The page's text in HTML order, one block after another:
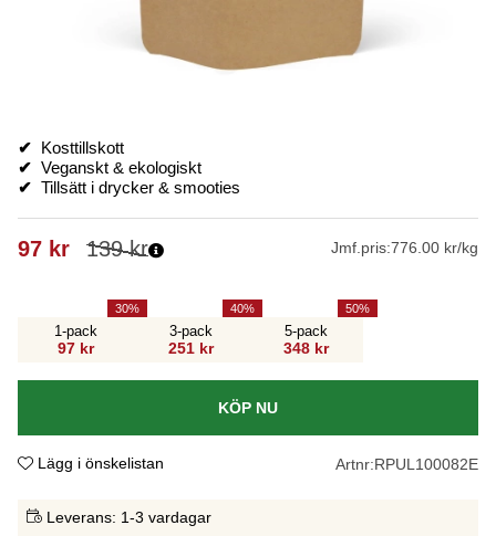
✔
Kosttillskott
✔ Veganskt & ekologiskt
✔ Tillsätt i drycker & smooties
139kr
97 kr Jmf.pris:776.00 kr/kg
1-pack
97 kr
30
3-pack
251 kr
40
5-pack
348 kr
50
KÖP NU
Lägg i önskelistan Artnr:RPUL100082E
Leverans: 1-3 vardagar